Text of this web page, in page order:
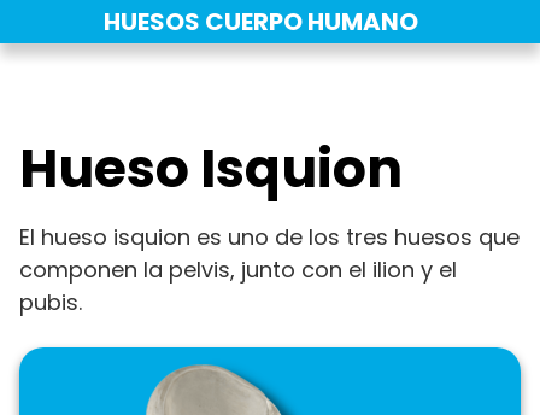
al
HUESOS CUERPO HUMANO
Hueso Isquion
El hueso isquion es uno de los tres huesos que
componen la pelvis, junto con el ilion y el
pubis.